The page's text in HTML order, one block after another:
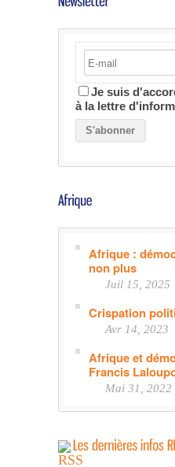
Je suis
à la lettre
Afrique :
non plus
Juil 15, 2025
Crispation
Avr 14, 2023
Afrique et
Francis
Mai 31, 2022